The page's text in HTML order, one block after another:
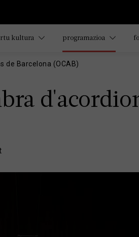
kultura programazioa
de Barcelona (OCAB)